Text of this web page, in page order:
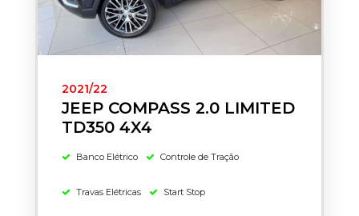
2021/22
JEEP COMPASS 2.0 LIMITED
TD350 4X4
Banco Elétrico Controle de Tração
Travas Elétricas Start Stop